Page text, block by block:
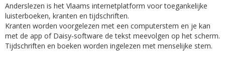
Anderslezen is het Vlaams internetplatform voor toegankelijke
luisterboeken, kranten en tijdschriften.
Kranten worden voorgelezen met een computerstem en je kan
met de app of Daisy-software de tekst meevolgen op het scherm.
Tijdschriften en boeken worden ingelezen met menselijke stem.